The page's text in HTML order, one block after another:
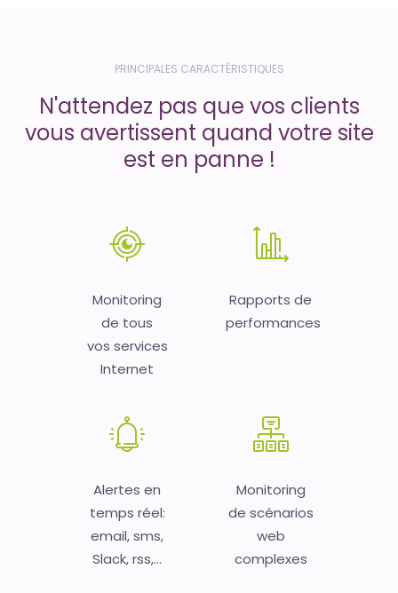
PRINCIPALES CARACTÉRISTIQUES
N'attendez pas que vos clients
vous avertissent quand votre site
est en panne !
Monitoring
de tous
vos services
Internet
Rapports de
performances
Alertes en
temps réel:
email, sms,
Slack, rss,...
Monitoring
de scénarios
web
complexes